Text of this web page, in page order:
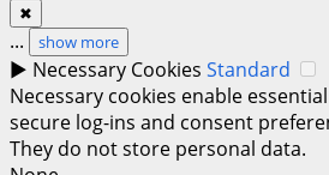
✖
... show more
► Necessary Cookies Standard
Necessary cookies enable
secure log-ins and consent
They do not store personal data.